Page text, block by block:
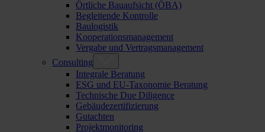
Örtliche Bauaufsicht (ÖBA)
Begleitende Kontrolle
Baulogistik
Kooperationsmanagement
Vergabe und Vertragsmanagement
Consulting
Integrale Beratung
ESG und EU-Taxonomie Beratung
Technische Due Diligence
Gebäudezertifizierung
Gutachten
Projektmonitoring